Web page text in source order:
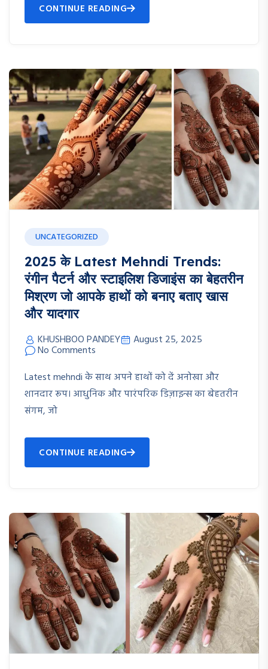
CONTINUE READING
UNCATEGORIZED
2025 के Latest Mehndi Trends:
रंगीन पैटर्न और स्टाइलिश डिजाइंस का बेहतरीन
मिश्रण जो आपके हाथों को बनाए बताए खास
और यादगार
KHUSHBOO PANDEY August 25, 2025
No Comments
Latest mehndi के साथ अपने हाथों को दें अनोखा और
शानदार रूप। आधुनिक और पारंपरिक डिज़ाइन्स का बेहतरीन
संगम, जो
CONTINUE READING